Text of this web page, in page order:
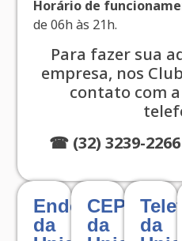
Horário de
de 06h às 21h.
Para fazer sua
empresa, nos
contato com
☎ (32) 3239-2266
Endereço
da
CEP
da
da